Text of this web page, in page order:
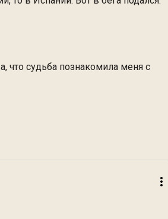
что судьба познакомила меня с